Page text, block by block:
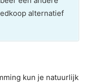
alternatief
kun je natuurlijk